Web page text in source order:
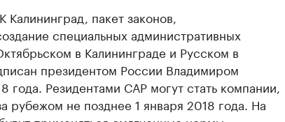
пакет законов,
специальных административных
в Калининграде и Русском в
президентом России Владимиром
года. Резидентами САР могут стать компании,
рубежом не позднее 1 января 2018 года. На